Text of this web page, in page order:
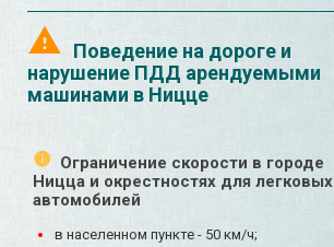
Поведение на дороге и
нарушение ПДД арендуемыми
машинами в Ницце
Ограничение скорости в городе
Ницца и окрестностях для легковых
автомобилей
в населенном пункте - 50 км/ч;